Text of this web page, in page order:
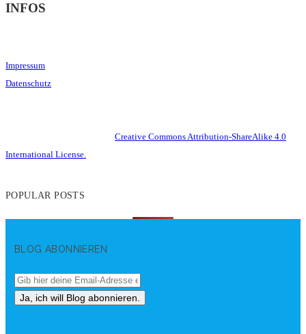
INFOS
Impressum
Datenschutz
Creative Commons Attribution-ShareAlike 4.0
International License.
POPULAR POSTS
BLOG ABONNIEREN